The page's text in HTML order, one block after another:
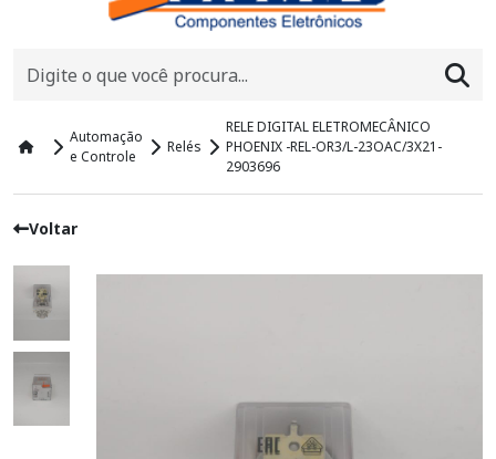
Automação
e Controle
Relés
RELE DIGITAL ELETROMECÂNICO
PHOENIX -REL-OR3/L-23OAC/3X21-
2903696
Voltar